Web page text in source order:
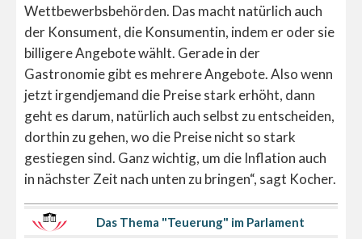
Wettbewerbsbehörden. Das macht natürlich auch
der Konsument, die Konsumentin, indem er oder sie
billigere Angebote wählt. Gerade in der
Gastronomie gibt es mehrere Angebote. Also wenn
jetzt irgendjemand die Preise stark erhöht, dann
geht es darum, natürlich auch selbst zu entscheiden,
dorthin zu gehen, wo die Preise nicht so stark
gestiegen sind. Ganz wichtig, um die Inflation auch
in nächster Zeit nach unten zu bringen“, sagt Kocher.
Das Thema "Teuerung" im Parlament